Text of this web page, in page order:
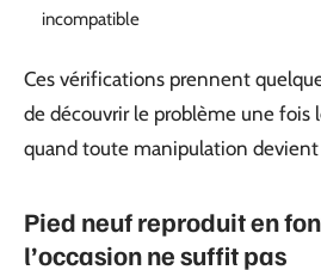
incompatible
Ces vérifications prennent
de découvrir le problème une fois
quand toute manipulation
Pied neuf reproduit en
l’occasion ne suffit pas